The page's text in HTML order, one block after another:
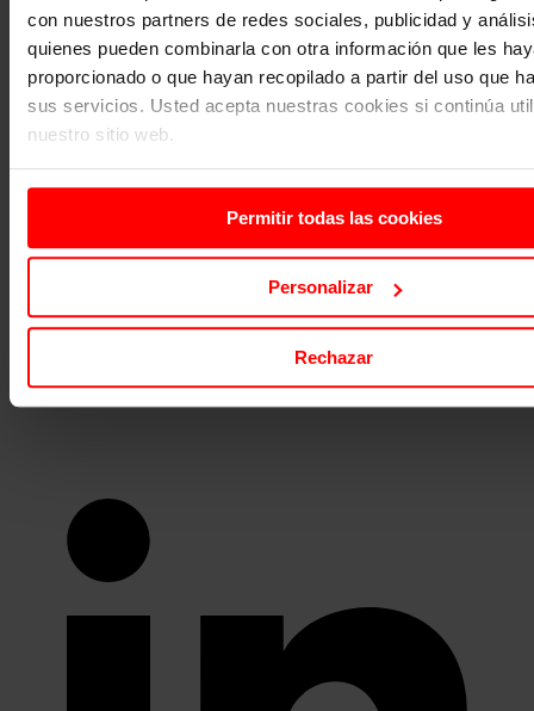
con nuestros partners de redes sociales, publicidad y
quienes pueden combinarla con otra información que les
proporcionado o que hayan recopilado a partir del uso que
sus servicios. Usted acepta nuestras cookies si continúa
nuestro sitio web.
Permitir todas las cookies
Personalizar
Rechazar